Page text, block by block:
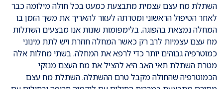
השתלת מח עצם עצמית מתבצעת כמעט בכל חולה מילומה כבר
לאחר הטיפול הראשוני ומטרתה לעזור להאריך את משך הזמן בו
המחלה נמצאת בהפוגה. בלימפומות שונות אנו מבצעים השתלות
מח עצם עצמיות לרב רק כאשר המחלה חוזרת ויש לתת מינוני
כמוטרפיה גבוהים יותר כדי לרפא את המחלה. בשתי מחלות אלה
מטרת השתלת תאי האב היא להציל את מח העצם מנזקי
הכמוטרפיה שהחולה מקבל טרם ההשתלה. השתלת מח עצם